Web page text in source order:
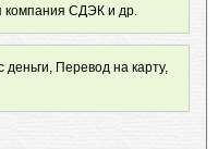
компания СДЭК и др.
Перевод на карту,